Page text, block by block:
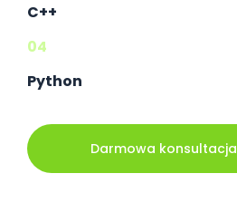
C++
04
Python
Darmowa konsultacja